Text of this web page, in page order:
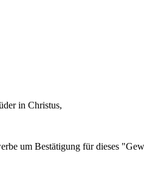
in Christus,
um Bestätigung für dieses